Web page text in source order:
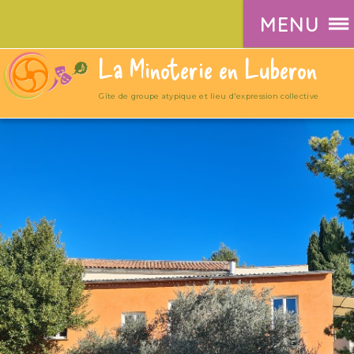
MENU
La Minoterie en Luberon
Gîte de groupe atypique et lieu d'expression collective